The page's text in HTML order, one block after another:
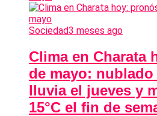
Sociedad3 meses ago
Clima en Charata
de mayo: nublado
lluvia el jueves y
15°C el fin de